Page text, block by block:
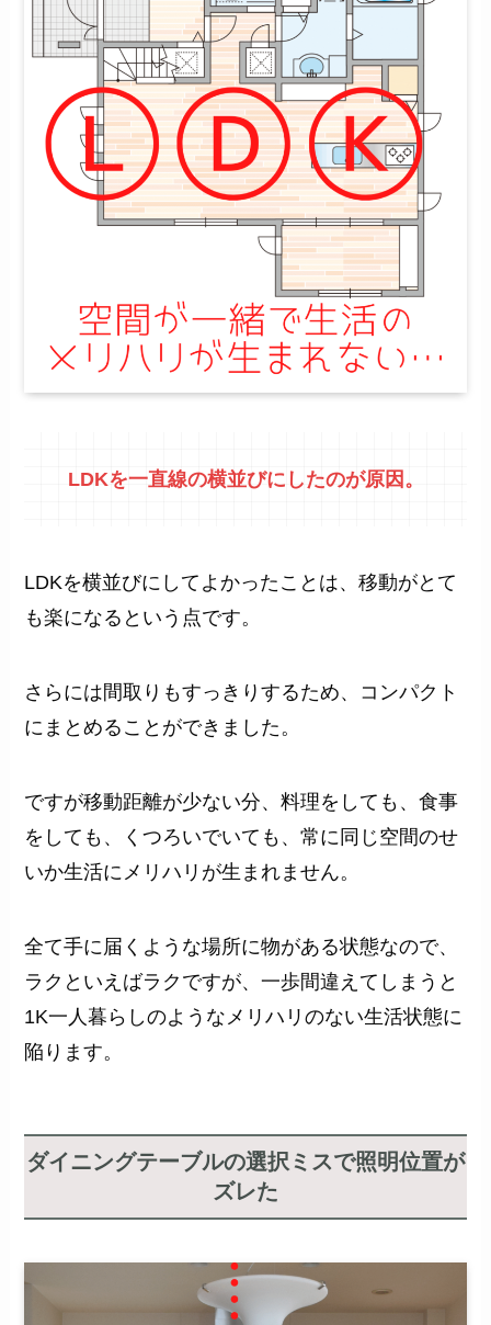
LDKを一直線の横並びにしたのが原因。
LDKを横並びにしてよかったことは、移動がとて
も楽になるという点です。
さらには間取りもすっきりするため、コンパクト
にまとめることができました。
ですが移動距離が少ない分、料理をしても、食事
をしても、くつろいでいても、常に同じ空間のせ
いか生活にメリハリが生まれません。
全て手に届くような場所に物がある状態なので、
ラクといえばラクですが、一歩間違えてしまうと
1K一人暮らしのようなメリハリのない生活状態に
陥ります。
ダイニングテーブルの選択ミスで照明位置が
ズレた